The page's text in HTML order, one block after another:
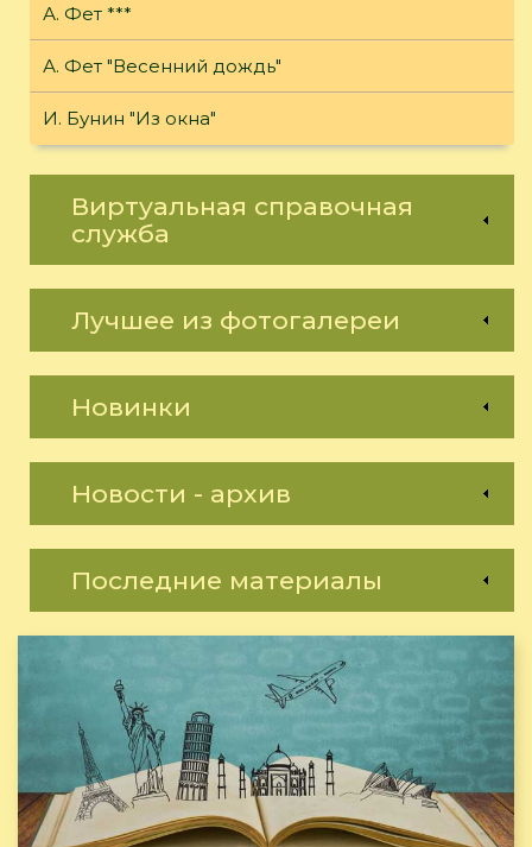
А. Фет ***
А. Фет "Весенний дождь"
И. Бунин "Из окна"
Виртуальная справочная
служба
Лучшее из фотогалереи
Новинки
Новости - архив
Последние материалы